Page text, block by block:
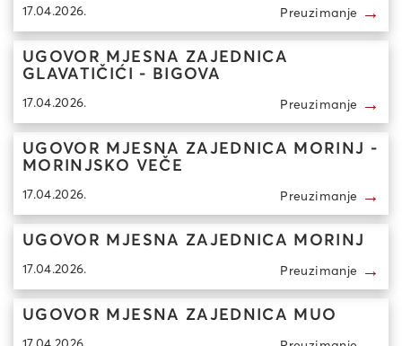
17.04.2026. Preuzimanje →
UGOVOR MJESNA ZAJEDNICA
GLAVATIČIĆI - BIGOVA
17.04.2026. Preuzimanje →
UGOVOR MJESNA ZAJEDNICA MORINJ -
MORINJSKO VEČE
17.04.2026. Preuzimanje →
UGOVOR MJESNA ZAJEDNICA MORINJ
17.04.2026. Preuzimanje →
UGOVOR MJESNA ZAJEDNICA MUO